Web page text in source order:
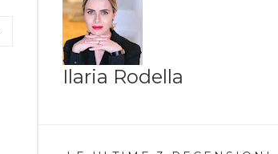
Ilaria Rodella